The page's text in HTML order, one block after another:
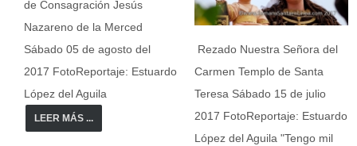
de Consagración Jesús
Nazareno de la Merced
Sábado 05 de agosto del
2017 FotoReportaje: Estuardo
López del Aguila
LEER MÁS ...
Rezado Nuestra Señora del
Carmen Templo de Santa
Teresa Sábado 15 de julio
2017 FotoReportaje: Estuardo
López del Aguila "Tengo mil